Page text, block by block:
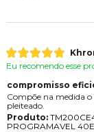
Eu recomendo esse
compromisso
Compõe na medida
pleiteado.
Produto:
PROGRAMAVEL